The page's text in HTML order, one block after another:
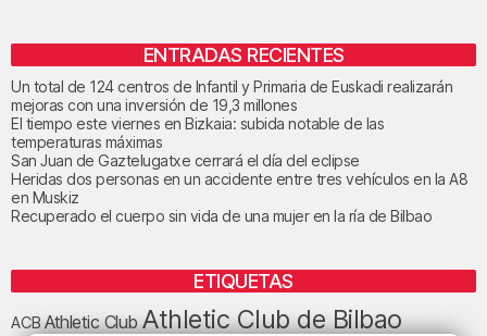
ENTRADAS RECIENTES
Un total de 124 centros de Infantil y Primaria de Euskadi realizarán
mejoras con una inversión de 19,3 millones
El tiempo este viernes en Bizkaia: subida notable de las
temperaturas máximas
San Juan de Gaztelugatxe cerrará el día del eclipse
Heridas dos personas en un accidente entre tres vehículos en la A8
en Muskiz
Recuperado el cuerpo sin vida de una mujer en la ría de Bilbao
ETIQUETAS
ACBAthletic ClubAthletic Club de Bilbao